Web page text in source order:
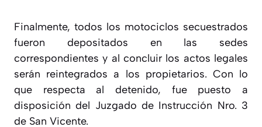
Finalmente, todos los motociclos secuestrados
fueron depositados en las sedes
correspondientes y al concluir los actos legales
serán reintegrados a los propietarios. Con lo
que respecta al detenido, fue puesto a
disposición del Juzgado de Instrucción Nro. 3
de San Vicente.